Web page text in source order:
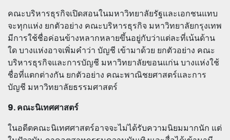
คณะบริหารธุรกิจเปิดสอนในมหาวิทยาลัยรัฐและเอกชนแทบ
จะทุกแห่ง ยกตัวอย่าง คณะบริหารธุรกิจ มหาวิทยาลัยกรุงเทพ
มีการใช้ชื่อค่อนข้างหลากหลายขึ้นอยู่กับว่าแต่ละที่เน้นด้าน
ใด บางแห่งอาจเพิ่มคำว่า บัญชี เข้ามาด้วย ยกตัวอย่าง คณะ
บริหารธุรกิจและการบัญชี มหาวิทยาลัยขอนแก่น บางแห่งใช้
ชื่อที่แตกต่างกัน ยกตัวอย่าง คณะพาณิชยศาสตร์และการ
บัญชี มหาวิทยาลัยธรรมศาสตร์
9. คณะนิเทศศาสตร์
ในอดีตคณะนิเทศศาสตร์อาจจะไม่ได้รับความนิยมมากนัก แต่